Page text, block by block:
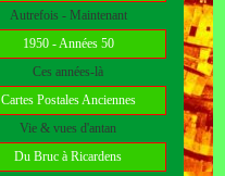
Autrefois - Maintenant
1950 - Années 50
Ces années-là
Cartes Postales Anciennes
Vie & vues d'antan
Du Bruc à Ricardens